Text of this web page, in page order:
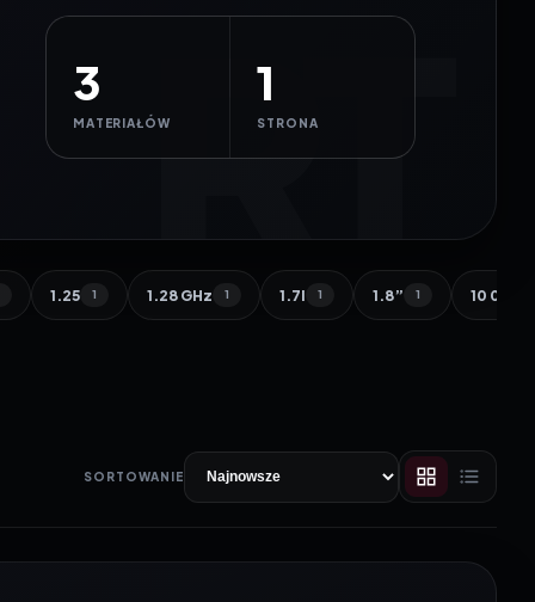
3
MATERIAŁÓW
1
STRONA
1.25 1 1.28 GHz 1 1.7l 1 1.8” 1 10 000
SORTOWANIE